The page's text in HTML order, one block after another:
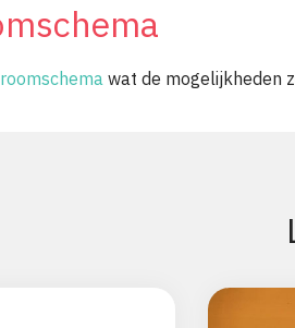
wat de mogelijkheden